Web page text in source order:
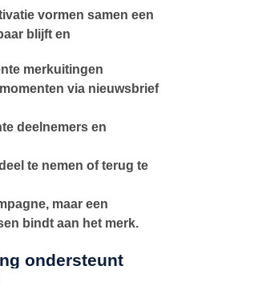
vormen samen een
blijft en
merkuitingen
via nieuwsbrief
deelnemers en
te nemen of terug te
maar een
bindt aan het merk.
ondersteunt